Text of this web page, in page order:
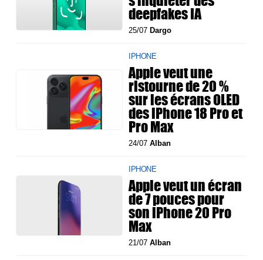
deepfakes IA
25/07Dargo
IPHONE
Apple veut une
ristourne de 20 %
sur les écrans OLED
des iPhone 18 Pro et
Pro Max
24/07Alban
IPHONE
Apple veut un écran
de 7 pouces pour
son iPhone 20 Pro
Max
21/07Alban